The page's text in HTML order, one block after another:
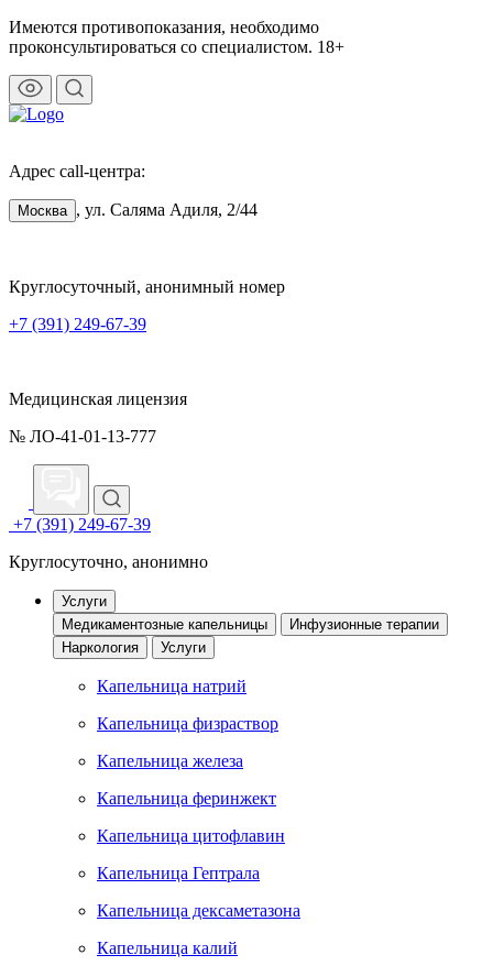
Имеются противопоказания, необходимо
проконсультироваться со специалистом. 18+
Адрес call-центра:
Москва , ул. Саляма Адиля, 2/44
Круглосуточный, анонимный номер
+7 (391) 249-67-39
Медицинская лицензия
№ ЛО-41-01-13-777
+7 (391) 249-67-39
Круглосуточно, анонимно
Услуги
Медикаментозные капельницы
Инфузионные терапии
Наркология
Услуги
Капельница натрий
Капельница физраствор
Капельница железа
Капельница феринжект
Капельница цитофлавин
Капельница Гептрала
Капельница дексаметазона
Капельница калий